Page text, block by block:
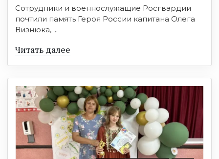
Сотрудники и военнослужащие Росгвардии
почтили память Героя России капитана Олега
Визнюка, ...
Читать далее